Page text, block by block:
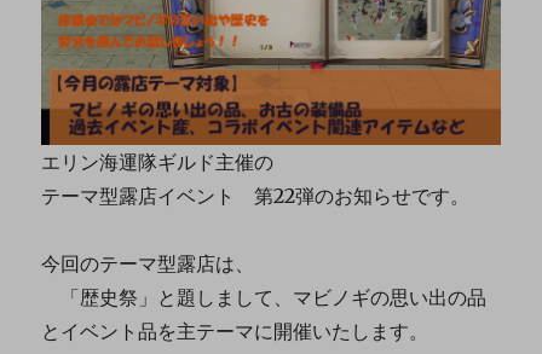
エリン海運隊ギルド主催の
テーマ型露店イベント 第22弾のお知らせです。
今回のテーマ型露店は、
「歴史祭」と題しまして、マビノギの思い出の品
とイベント品を主テーマに開催いたします。